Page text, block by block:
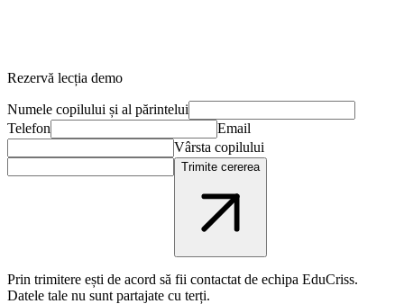
Rezervă lecția demo
Numele copilului și al părintelui
Telefon
Email
Vârsta copilului
Trimite cererea
Prin trimitere ești de acord să fii contactat de echipa EduCriss.
Datele tale nu sunt partajate cu terți.